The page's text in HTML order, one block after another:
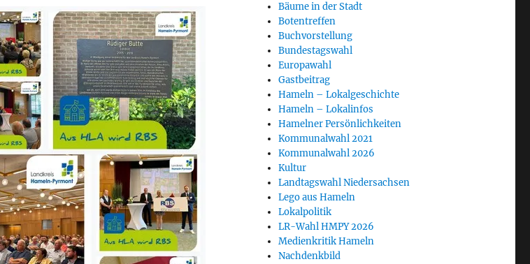
Bäume in der Stadt
Botentreffen
Buchvorstellung
Bundestagswahl
Europawahl
Gastbeitrag
Hameln – Lokalgeschichte
Hameln – Lokalinfos
Hamelner Persönlichkeiten
Kommunalwahl 2021
Kommunalwahl 2026
Kultur
Landtagswahl Niedersachsen
Lego aus Hameln
Lokalpolitik
LR-Wahl HMPY 2026
Medienkritik Hameln
Nachdenkbild